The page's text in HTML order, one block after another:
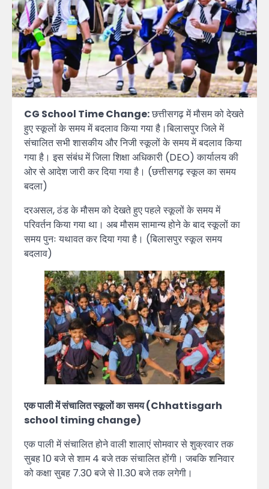
CG School Time Change:छत्तीसगढ़ में मौसम को देखते
हुए स्कूलों के समय में बदलाव किया गया है।बिलासपुर जिले में
संचालित सभी शासकीय और निजी स्कूलों के समय में बदलाव किया
गया है। इस संबंध में जिला शिक्षा अधिकारी (DEO) कार्यालय की
ओर से आदेश जारी कर दिया गया है। (छत्तीसगढ़ स्कूल का समय
बदला)
दरअसल, ठंड के मौसम को देखते हुए पहले स्कूलों के समय में
परिवर्तन किया गया था। अब मौसम सामान्य होने के बाद स्कूलों का
समय पुनः यथावत कर दिया गया है। (बिलासपुर स्कूल समय
बदलाव)
एक पाली में संचालित स्कूलों का समय (Chhattisgarh
school timing change)
एक पाली में संचालित होने वाली शालाएं सोमवार से शुक्रवार तक
सुबह 10 बजे से शाम 4 बजे तक संचालित होंगी। जबकि शनिवार
को कक्षा सुबह 7.30 बजे से 11.30 बजे तक लगेगी।